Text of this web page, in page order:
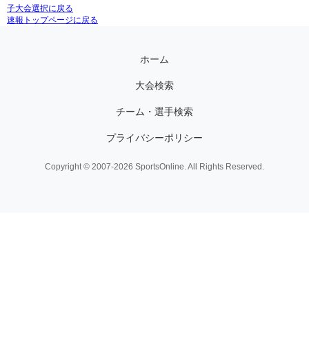
子大会選択に戻る
速報トップページに戻る
ホーム
大会検索
チーム・選手検索
プライバシーポリシー
Copyright © 2007-2026 SportsOnline. All Rights Reserved.